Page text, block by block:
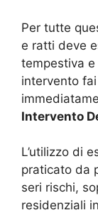
Per tutte
e ratti deve
tempestiva
intervento
Intervento
L’utilizzo di
praticato da
seri rischi,
residenziali